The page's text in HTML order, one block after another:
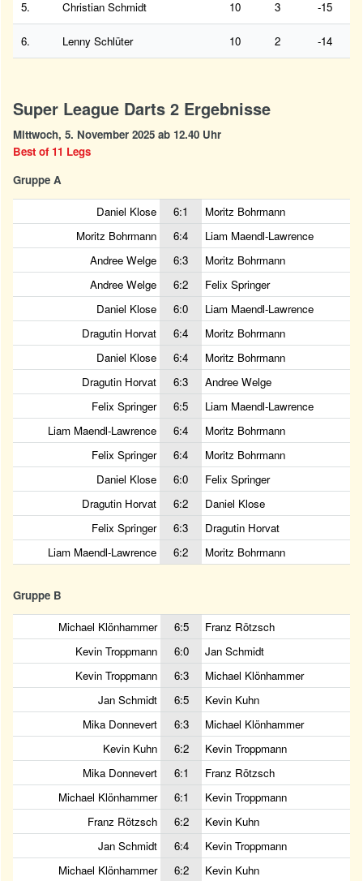
5. Christian Schmidt 10 3 -15
6. Lenny Schlüter 10 2 -14
Super League Darts 2 Ergebnisse
Mittwoch, 5. November 2025 ab 12.40 Uhr
Best of 11 Legs
Gruppe A
Daniel Klose 6:1
Moritz Bohrmann
Moritz Bohrmann
6:4
Liam Maendl-Lawrence
Andree Welge
6:3
Moritz Bohrmann
Andree Welge
6:2
Felix Springer
Daniel Klose
6:0
Liam Maendl-Lawrence
Dragutin Horvat
6:4
Moritz Bohrmann
Daniel Klose
6:4
Moritz Bohrmann
Dragutin Horvat
6:3
Andree Welge
Felix Springer
6:5
Liam Maendl-Lawrence
Liam Maendl-Lawrence
6:4
Moritz Bohrmann
Felix Springer
6:4
Moritz Bohrmann
Daniel Klose
6:0
Felix Springer
Dragutin Horvat
6:2
Daniel Klose
Felix Springer
6:3
Dragutin Horvat
Liam Maendl-Lawrence
6:2 Moritz Bohrmann
Gruppe B
Michael Klönhammer 6:5
Franz Rötzsch
Kevin Troppmann
6:0
Jan Schmidt
Kevin Troppmann
6:3
Michael Klönhammer
Jan Schmidt
6:5
Kevin Kuhn
Mika Donnevert
6:3
Michael Klönhammer
Kevin Kuhn
6:2
Kevin Troppmann
Mika Donnevert
6:1
Franz Rötzsch
Michael Klönhammer
6:1
Kevin Troppmann
Franz Rötzsch
6:2
Kevin Kuhn
Jan Schmidt
6:4
Kevin Troppmann
Michael Klönhammer
6:2
Kevin Kuhn